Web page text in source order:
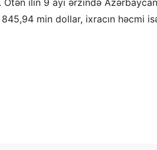
min dollar, ixracın həcmi